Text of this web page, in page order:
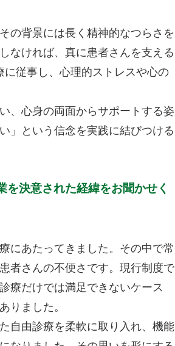
の背景には長く精神的なつらさを
なければ、真に患者さんを支える
従事し、心理的ストレスや心の
、心身の両面からサポートする姿
」という信念を実践に結びつける
決意された経緯をお聞かせく
にあたってきました。その中で常
者さんの不便さです。現行制度で
療だけでは満足できないケース
りました。
自由診療を柔軟に取り入れ、機能